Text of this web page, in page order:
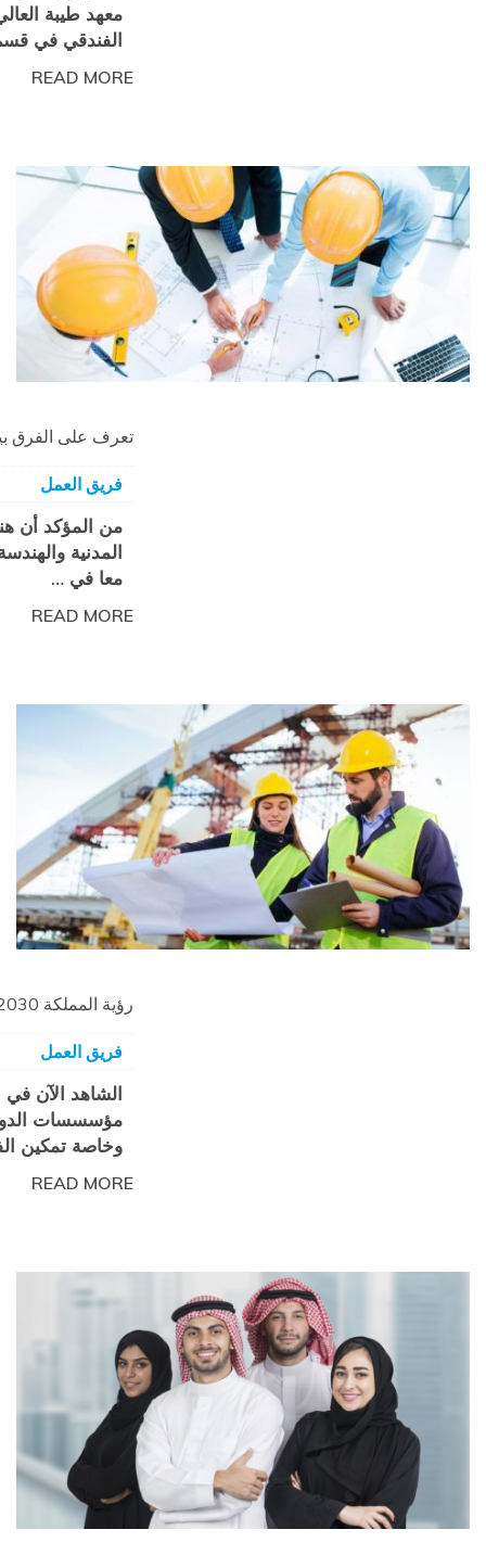
معهد طيبة
الفندقي في
READ MORE
تعرف على الفرق
فريق العمل
من المؤكد أن
المدنية
معا في …
READ MORE
رؤية المملكة 2030 تضمن تمكين الفتيات فى المهن الهندسية
فريق العمل
الشاهد الآن
مؤسسسات
وخاصة تمكين
READ MORE